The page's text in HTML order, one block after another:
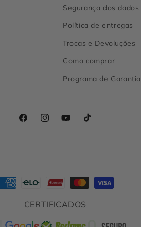
Segurança dos dados
Política de entregas
Trocas e Devoluções
Como comprar
Programa de Garantia
FacebookInstagramYouTubeTikTok
Formas
CERTIFICADOS